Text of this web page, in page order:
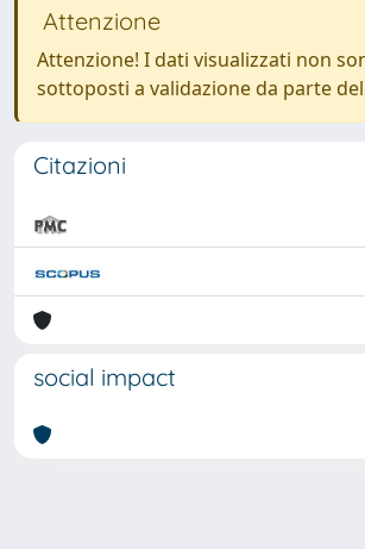
Attenzione
Attenzione! I dati visualizzati non
sottoposti a validazione da parte
Citazioni
social impact